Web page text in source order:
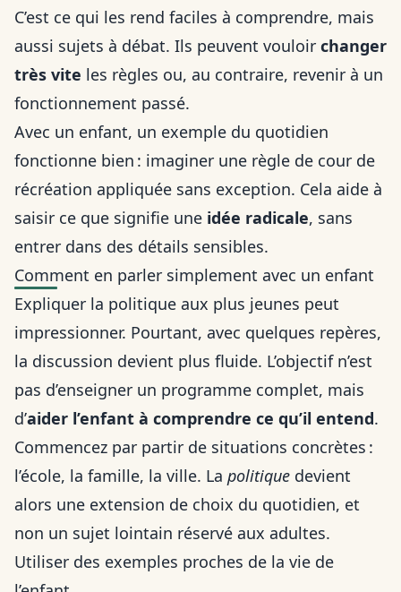
C’est ce qui les rend faciles à comprendre, mais
aussi sujets à débat. Ils peuvent vouloir changer
très vite les règles ou, au contraire, revenir à un
fonctionnement passé.
Avec un enfant, un exemple du quotidien
fonctionne bien : imaginer une règle de cour de
récréation appliquée sans exception. Cela aide à
saisir ce que signifie une idée radicale, sans
entrer dans des détails sensibles.
Comment en parler simplement avec un enfant
Expliquer la politique aux plus jeunes peut
impressionner. Pourtant, avec quelques repères,
la discussion devient plus fluide. L’objectif n’est
pas d’enseigner un programme complet, mais
d’aider l’enfant à comprendre ce qu’il entend.
Commencez par partir de situations concrètes :
l’école, la famille, la ville. La politique devient
alors une extension de choix du quotidien, et
non un sujet lointain réservé aux adultes.
Utiliser des exemples proches de la vie de